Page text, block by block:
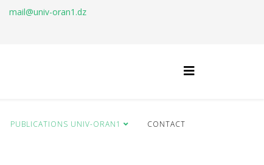
mail@univ-oran1.dz
PUBLICATIONS UNIV-ORAN1 CONTACT